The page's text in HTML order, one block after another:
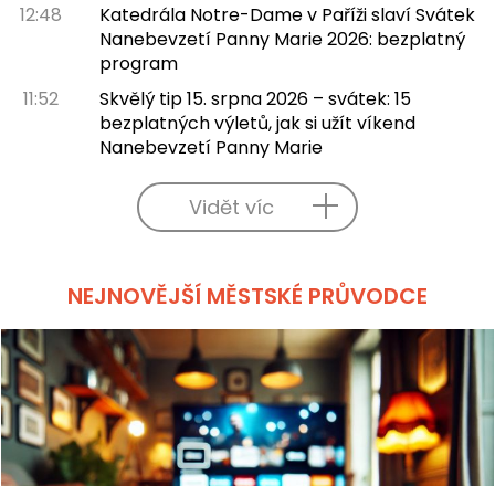
12:48
Katedrála Notre-Dame v Paříži slaví Svátek
Nanebevzetí Panny Marie 2026: bezplatný
program
11:52
Skvělý tip 15. srpna 2026 – svátek: 15
bezplatných výletů, jak si užít víkend
Nanebevzetí Panny Marie
Vidět víc
NEJNOVĚJŠÍ MĚSTSKÉ PRŮVODCE